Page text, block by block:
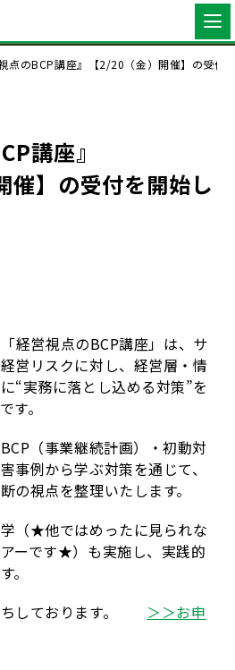
視点のBCP講座』【2/20（金）開催】の受付
講座』
催】の受付を開始し
経営視点のBCP講座」は、サ
営リスクに対し、経営層・情
“実務に落とし込める対策”を
す。
（事業継続計画）・初動対
事例から学ぶ対策を通じて、
の視点を整理いたします。
（★他ではめったに見られな
ーです★）も実施し、実践的
。
ちしております。 ＞＞お申